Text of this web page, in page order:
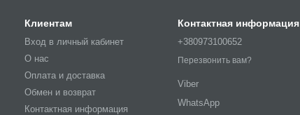
Клиентам
Вход в личный кабинет
О нас
Оплата и доставка
Обмен и возврат
Контактная информация
Контактная информация
+380973100652
Перезвонить вам?
Viber
WhatsApp